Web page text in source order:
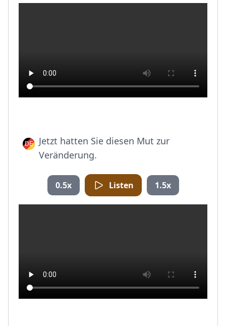
Jetzt hatten Sie diesen Mut zur
Veränderung.
0.5x Listen 1.5x